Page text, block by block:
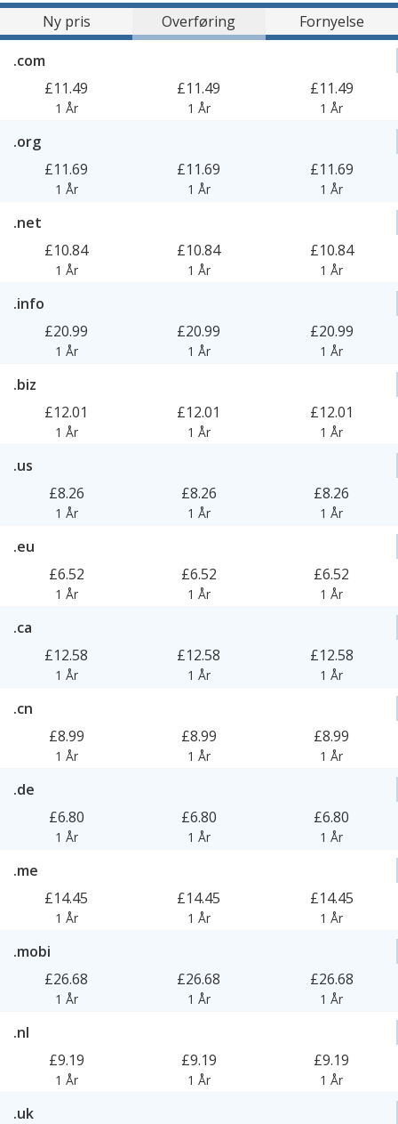
Ny pris
Overføring
Fornyelse
.com
£11.49
1 År
£11.49
1 År
£11.49
1 År
.org
£11.69
1 År
£11.69
1 År
£11.69
1 År
.net
£10.84
1 År
£10.84
1 År
£10.84
1 År
.info
£20.99
1 År
£20.99
1 År
£20.99
1 År
.biz
£12.01
1 År
£12.01
1 År
£12.01
1 År
.us
£8.26
1 År
£8.26
1 År
£8.26
1 År
.eu
£6.52
1 År
£6.52
1 År
£6.52
1 År
.ca
£12.58
1 År
£12.58
1 År
£12.58
1 År
.cn
£8.99
1 År
£8.99
1 År
£8.99
1 År
.de
£6.80
1 År
£6.80
1 År
£6.80
1 År
.me
£14.45
1 År
£14.45
1 År
£14.45
1 År
.mobi
£26.68
1 År
£26.68
1 År
£26.68
1 År
.nl
£9.19
1 År
£9.19
1 År
£9.19
1 År
.uk